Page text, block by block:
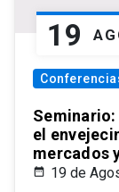
19
Seminario:
el
mercados
19 de